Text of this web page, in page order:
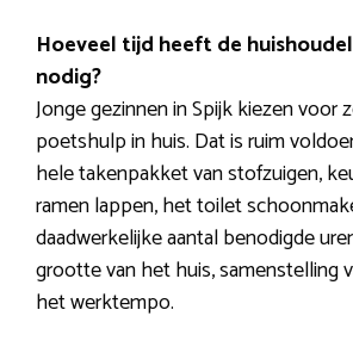
Hoeveel tijd heeft de
nodig?
Jonge gezinnen in Spijk kiezen voor
poetshulp in huis. Dat is ruim
hele takenpakket van stofzuigen,
ramen lappen, het toilet
daadwerkelijke aantal benodigde
grootte van het huis, samenstelling
het werktempo.